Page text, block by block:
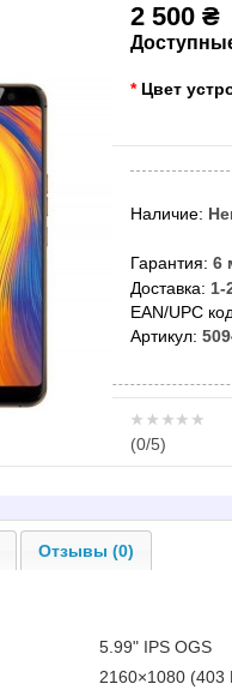
2 500 ₴
* Цвет
Наличие:
Гарантия: 6
Доставка: 1-
EAN/UPC
Артикул:
(0/5)
Отзывы (0)
5.99" IPS OGS
2160×1080 (403